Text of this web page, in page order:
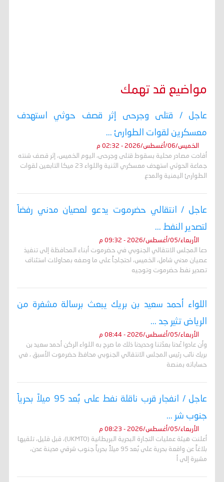
مواضيع قد تهمك
عاجل / قتلى وجرحى إثر قصف حوثي استهدف
معسكرين لقوات الطوارئ ...
الخميس/06/أغسطس/2026 - 02:32 م
أفادت مصادر محلية بسقوط قتلى وجرحى، اليوم الخميس، إثر قصف شنته
جماعة الحوثي استهدف معسكري الثنية واللواء 23 ميكا التابعين لقوات
الطوارئ اليمنية والمدع
عاجل / انتقالي حضرموت يدعو لعصيان مدني رفضاً
لتصدير النفط ...
الأربعاء/05/أغسطس/2026 - 09:32 م
دعا المجلس الانتقالي الجنوبي في حضرموت أبناء المحافظة إلى تنفيذ
عصيان مدني شامل، الخميس، احتجاجاً على ما وصفه بمحاولات استئناف
تصدير نفط حضرموت وتوجيه
اللواء أحمد سعيد بن بريك يبعث برسالة مشفرة من
الرياض تثير جد ...
الأربعاء/05/أغسطس/2026 - 08:44 م
وأن عادوا عُدنا بعدّتنا وحديدنا ذلك ما صرح به اللواء الركن أحمد سعيد بن
بريك نائب رئيس المجلس الانتقالي الجنوبي محافظ حضرموت الأسبق ، في
حساباته بمنصة
عاجل / انفجار قرب ناقلة نفط على بُعد 95 ميلاً بحرياً
جنوب شر ...
الأربعاء/05/أغسطس/2026 - 08:23 م
أعلنت هيئة عمليات التجارة البحرية البريطانية (UKMTO)، قبل قليل، تلقيها
بلاغاً عن واقعة بحرية على بُعد 95 ميلاً بحرياً جنوب شرقي مدينة عدن،
مشيرة إلى أ